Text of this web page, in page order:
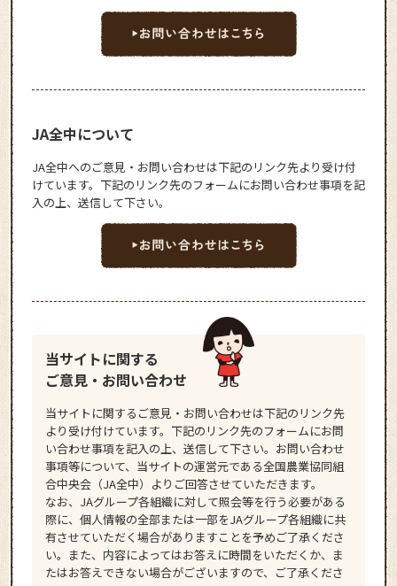
JA全中について
JA全中へのご意見・お問い合わせは下記のリンク先より受け付
けています。下記のリンク先のフォームにお問い合わせ事項を記
入の上、送信して下さい。
当サイトに関する
ご意見・お問い合わせ
当サイトに関するご意見・お問い合わせは下記のリンク先
より受け付けています。下記のリンク先のフォームにお問
い合わせ事項を記入の上、送信して下さい。お問い合わせ
事項等について、当サイトの運営元である全国農業協同組
合中央会（JA全中）よりご回答させていただきます。
なお、JAグループ各組織に対して照会等を行う必要がある
際に、個人情報の全部または一部をJAグループ各組織に共
有させていただく場合がありますことを予めご了承くださ
い。また、内容によってはお答えに時間をいただくか、ま
たはお答えできない場合がございますので、ご了承くださ